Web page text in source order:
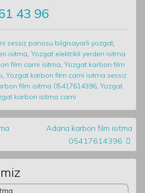
43 96
sessiz panosu bilgisayarli yozgat,
isitma, Yozgat elektrikli yerden isitma
film cami isitma, Yozgat karbon film
, Yozgat karbon film cami isitma sessiz
film isitma 05417614396, Yozgat
karbon isitma cami
Adana karbon film isitma
05417614396